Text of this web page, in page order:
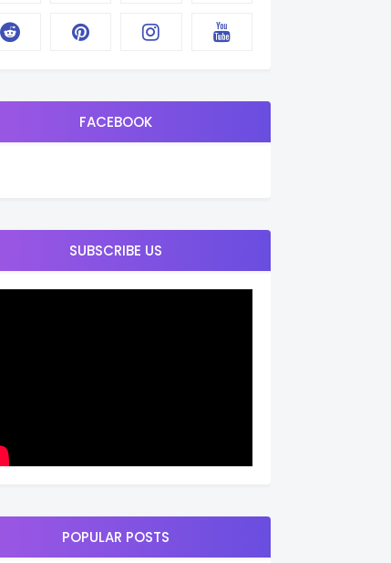
FACEBOOK
SUBSCRIBE US
POPULAR POSTS